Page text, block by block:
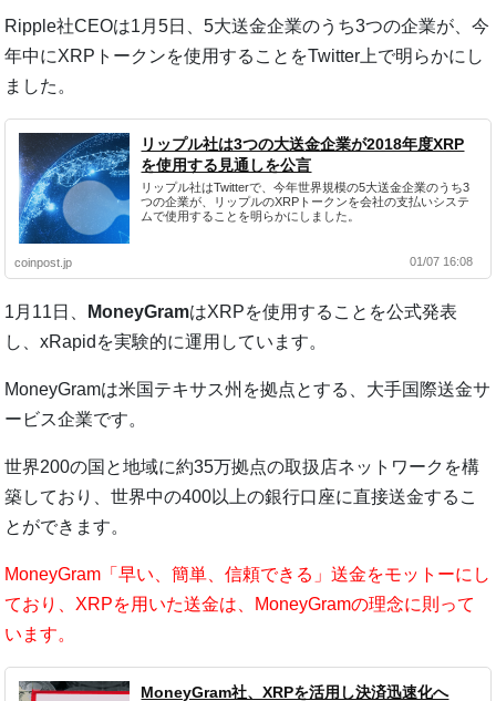
Ripple社CEOは1月5日、5大送金企業のうち3つの企業が、今
年中にXRPトークンを使用することをTwitter上で明らかにし
ました。
リップル社は3つの大送金企業が2018年度XRP
を使用する見通しを公言
リップル社はTwitterで、今年世界規模の5大送金企業のうち3
つの企業が、リップルのXRPトークンを会社の支払いシステ
ムで使用することを明らかにしました。
coinpost.jp 01/07 16:08
1月11日、 MoneyGramはXRPを使用することを公式発表
し、xRapidを実験的に運用しています。
MoneyGramは米国テキサス州を拠点とする、大手国際送金サ
ービス企業です。
世界200の国と地域に約35万拠点の取扱店ネットワークを構
築しており、世界中の400以上の銀行口座に直接送金するこ
とができます。
MoneyGram「早い、簡単、信頼できる」送金をモットーにし
ており、XRPを用いた送金は、MoneyGramの理念に則って
います。
MoneyGram社、XRPを活用し決済迅速化へ